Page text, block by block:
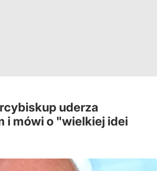
uderza
i mówi o "wielkiej idei